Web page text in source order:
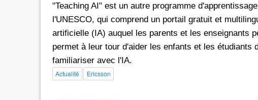
"Teaching AI" est un autre programme
l'UNESCO, qui comprend un portail gratuit et
artificielle (IA) auquel les parents et les enseignants
permet à leur tour d'aider les enfants et les étudiants
familiariser avec l'IA.
Actualité Ericsson